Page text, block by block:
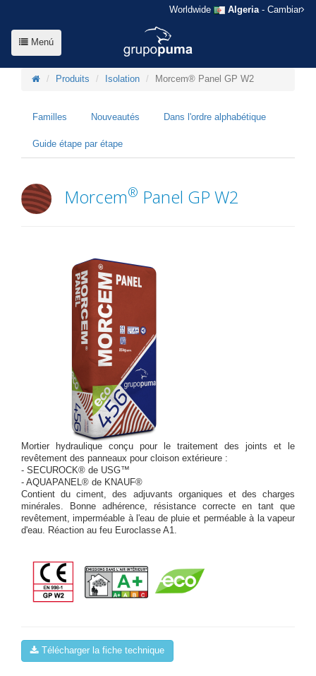
Worldwide Algeria- Cambiar
Menú
Produits Isolation Morcem® Panel GP W2
Familles Nouveautés Dans l'ordre alphabétique
Guide étape par étape
Morcem® Panel GP W2
Mortier hydraulique conçu pour le traitement des joints et le
revêtement des panneaux pour cloison extérieure :
- SECUROCK® de USG™
- AQUAPANEL® de KNAUF®
Contient du ciment, des adjuvants organiques et des charges
minérales. Bonne adhérence, résistance correcte en tant que
revêtement, imperméable à l'eau de pluie et perméable à la vapeur
d'eau. Réaction au feu Euroclasse A1.
Télécharger la fiche technique